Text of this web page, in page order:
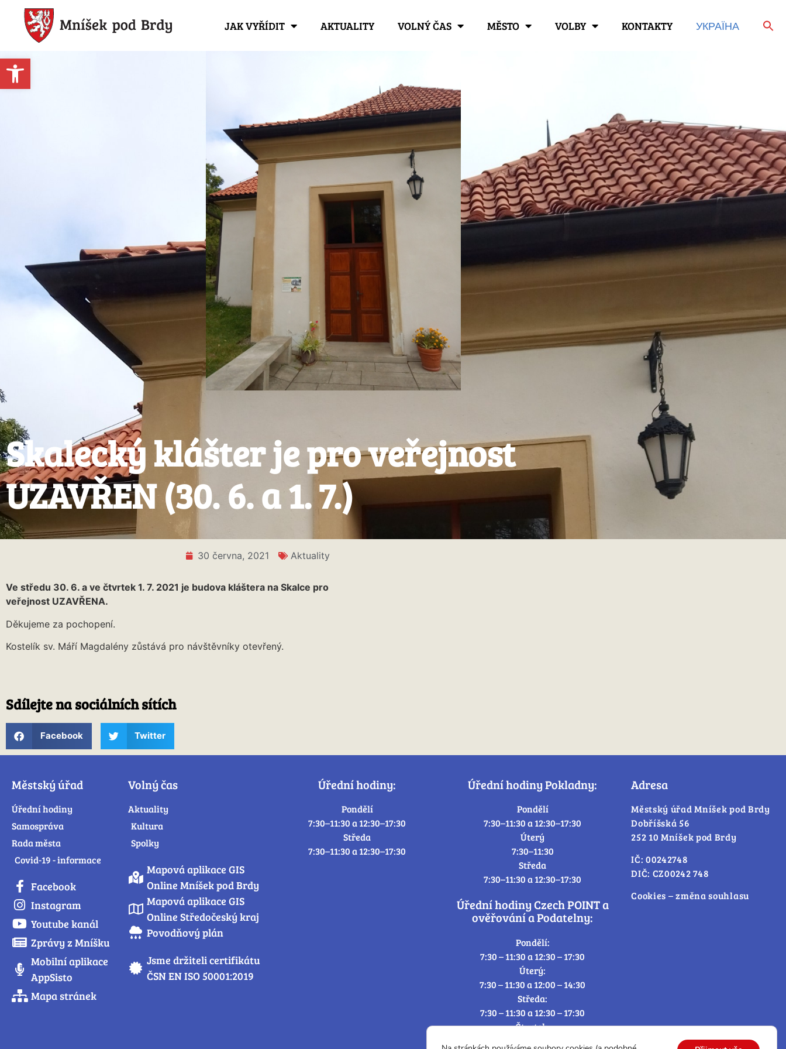
Open toolbar
JAK VYŘÍDIT AKTUALITY VOLNÝ ČAS MĚSTO VOLBY KONTAKTY УКРАЇНА
Skalecký klášter je pro veřejnost
UZAVŘEN (30. 6. a 1. 7.)
30 června, 2021 Aktuality
Ve středu 30. 6. a ve čtvrtek 1. 7. 2021 je budova kláštera na Skalce pro
veřejnost UZAVŘENA.
Děkujeme za pochopení.
Kostelík sv. Máří Magdalény zůstává pro návštěvníky otevřený.
Sdílejte na sociálních sítích
Facebook Twitter
Městský úřad
Úřední hodiny
Samospráva
Rada města
Covid-19 - informace
Facebook
Instagram
Youtube kanál
Zprávy z Mníšku
Mobilní aplikace
AppSisto
Mapa stránek
Volný čas
Aktuality
Kultura
Spolky
Mapová aplikace GIS
Online Mníšek pod Brdy
Mapová aplikace GIS
Online Středočeský kraj
Povodňový plán
Jsme držiteli certifikátu
ČSN EN ISO 50001:2019
Úřední hodiny:
Pondělí
7:30–11:30 a 12:30–17:30
Středa
7:30–11:30 a 12:30–17:30
Úřední hodiny Pokladny:
Pondělí
7:30–11:30 a 12:30–17:30
Úterý
7:30–11:30
Středa
7:30–11:30 a 12:30–17:30
Úřední hodiny Czech POINT a
ověřování a Podatelny:
Pondělí:
7:30 – 11:30 a 12:30 – 17:30
Úterý:
7:30 – 11:30 a 12:00 – 14:30
Středa:
7:30 – 11:30 a 12:30 – 17:30
Čtvrtek:
Adresa
Městský úřad Mníšek pod Brdy
Dobříšská 56
252 10 Mníšek pod Brdy
IČ: 00242748
DIČ: CZ00242 748
Cookies – změna souhlasu